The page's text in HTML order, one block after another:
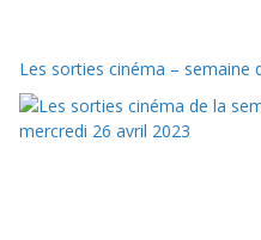
Les sorties cinéma – semaine